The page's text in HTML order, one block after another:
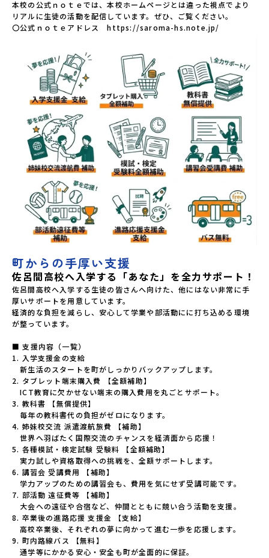
本校の公式ｎｏｔｅでは、本校ホームページとは違った視点でより
リアルに生徒の活動を配信しています。ぜひ、ご覧ください。
〇公式ｎｏｔｅアドレス　https://saroma-hs.note.jp/
町からの手厚い支援
佐呂間高校へ入学する「あなた」を全力サポート！
佐呂間高校へ入学する生徒の皆さんへ向けた、他にはない非常に手
厚いサポートを用意しています。
経済的な負担を減らし、安心して学業や部活動にに打ち込める環境
が整っています。
■ 支援内容（一覧）
1. 入学支援金の支給
新生活のスタートを町がしっかりバックアップします。
2. タブレット端末購入費 【全額補助】
ICT教育に欠かせない端末の購入費用を丸ごとサポート。
3. 教科書 【無償提供】
毎年の教科書代の負担がゼロになります。
4. 姉妹校交流 派遣渡航旅費 【補助】
世界へ羽ばたく国際交流のチャンスを経済面から応援！
5. 各種模試・検定試験 受験料 【全額補助】
実力試しや資格取得への挑戦を、全額サポートします。
6. 講習会 受講費用 【補助】
学力アップのための講習会も、費用を気にせず受講可能です。
7. 部活動 遠征費等 【補助】
大会への遠征や合宿など、仲間とともに競い合う活動を支援。
8. 卒業後の進路応援 支援金 【支給】
高校卒業後、それぞれの夢に向かって進む一歩を応援します。
9. 町内路線バス 【無料】
通学等にかかる安心・安全も町が全面的に保証。